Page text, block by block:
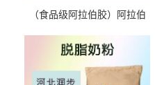
（食品级阿拉伯胶）阿拉伯